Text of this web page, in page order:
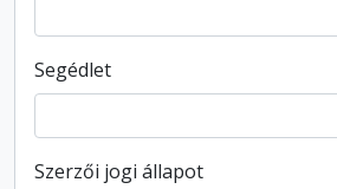
Segédlet
Szerzői jogi állapot